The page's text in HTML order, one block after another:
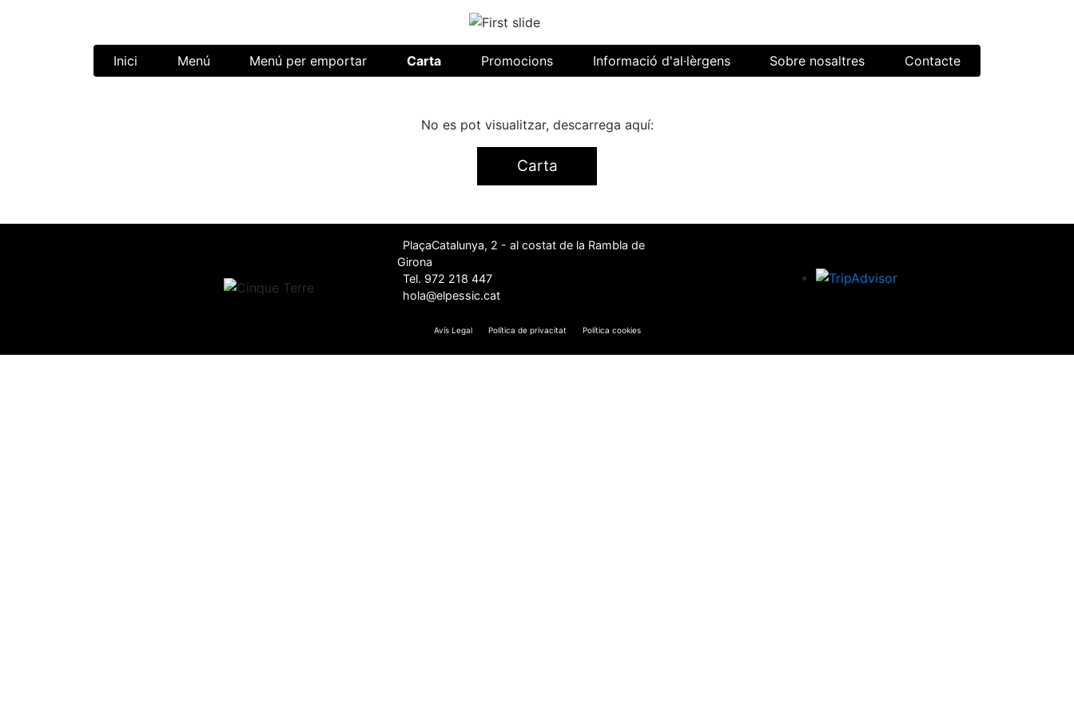
Inici Menú Menú per emportar Carta Promocions Informació d'al·lèrgens Sobre nosaltres Contacte
No es pot visualitzar, descarrega aquí:
Carta
PlaçaCatalunya, 2 - al costat de la Rambla de
Girona
Tel. 972 218 447
hola@elpessic.cat
Avís Legal Política de privacitat Política cookies